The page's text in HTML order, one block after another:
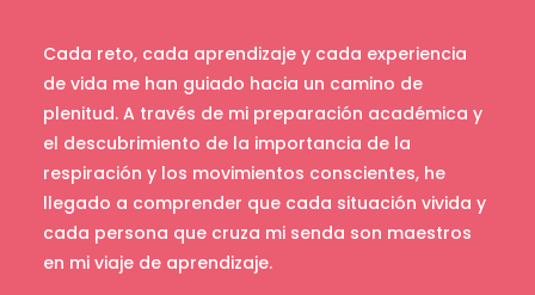
Cada reto, cada aprendizaje y cada experiencia
de vida me han guiado hacia un camino de
plenitud. A través de mi preparación académica y
el descubrimiento de la importancia de la
respiración y los movimientos conscientes, he
llegado a comprender que cada situación vivida y
cada persona que cruza mi senda son maestros
en mi viaje de aprendizaje.